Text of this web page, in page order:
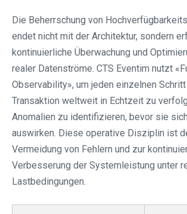
Die Beherrschung von
endet nicht mit der Architektur, sondern
kontinuierliche Überwachung und
realer Datenströme. CTS Eventim nutzt
Observability», um jeden einzelnen
Transaktion weltweit in Echtzeit zu
Anomalien zu identifizieren, bevor sie
auswirken. Diese operative Disziplin ist
Vermeidung von Fehlern und zur
Verbesserung der Systemleistung unter
Lastbedingungen.